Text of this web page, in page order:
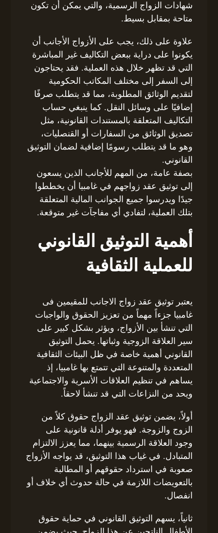
شهادات الزواج الرسمية، والتي يمكن أن تكون
متاحة بمقابل بسيط.
علاوة على ذلك، يجب على الأزواج الأجانب أن
يكونوا على دراية ببعض التكاليف غير المباشرة
التي قد تظهر خلال هذه العملية. فقد يحتاجون
إلى السفر إلى مختلف المكاتب الحكومية
لتقديم الوثائق المطلوبة، مما قد يتطلب صرفًا
إضافيًا على وسائل النقل. كما ينبغي حساب
التكاليف المتعلقة بالمستندات القانونية، مثل
تصديق الوثائق من السفارات أو القنصليات،
وهو ما قد يتطلب رسومًا إضافية لضمان التوثيق
القانوني.
بصفة عامة، من المهم للأجانب الذين يسعون
إلى توثيق عقد زواجهم في غامبيا أن يخططوا
جيدًا ويدرسوا جميع الجوانب المالية المتعلقة
بتلك العملية، لتفادي أي مفاجآت غير متوقعة.
أهمية التوثيق القانوني
للعملية الثقافية
يعتبر توثيق عقد زواج الاجانب للمقيمين فى
غامبيا جزءاً مهماً من تعزيز الحقوق والواجبات
التي تنشأ بين الأزواج، ويؤثر بشكل كبير على
سير العلاقة الزوجية وثباتها. يحمل التوثيق
القانوني أهمية خاصة في ظل البيئات الثقافية
المتعددة والمتنوعة التي تتمتع بها غامبيا، إذ
يساهم في تنظيم العلاقات الأسرية والاجتماعية
ويحد من النزاعات التي قد تنشأ لاحقاً.
أولاً، يضمن توثيق عقد الزواج حقوق كلاً من
الزوج والزوجة. فهو يوفر أدلة قانونية على
وجود العلاقة الرسمية بينهما، مما يعزز الالتزام
المتبادل. في غياب هذا التوثيق، قد يواجه الأزواج
صعوبة في استرداد حقوقهم أو المطالبة
بالتعويضات اللازمة في حالة حدوث أي خلاف أو
انفصال.
ثانياً، يسهم التوثيق القانوني في حماية حقوق